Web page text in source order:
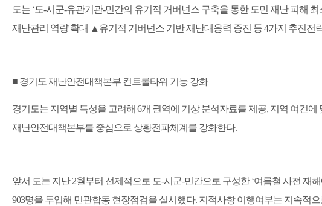
도는 ‘도-시군-유관기관-민간의 유기적 거버넌스 구축을 통한 도민 재난 피해 최
재난관리 역량 확대 ▲ 유기적 거버넌스 기반 재난대응력 증진 등4가지 추진전
■ 경기도 재난안전대책본부 컨트롤타워 기능 강화
경기도는 지역별 특성을 고려해 6개 권역에 기상 분석자료를 제공, 지역 여건에
재난안전대책본부를 중심으로 상황전파체계를 강화한다.
앞서 도는 지난2월부터 선제적으로 도-시군-민간으로 구성한‘여름철 사전 재
903명을 투입해 민관합동 현장점검을 실시했다. 지적사항 이행여부는 지속적